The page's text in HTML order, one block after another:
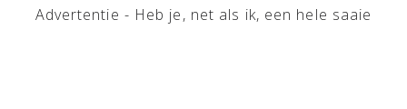
Advertentie - Heb je, net als ik, een hele saaie